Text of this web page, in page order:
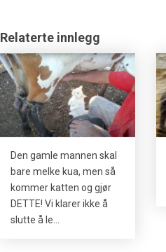
Relaterte innlegg
Den gamle mannen skal
bare melke kua, men så
kommer katten og gjør
DETTE! Vi klarer ikke å
slutte å le…